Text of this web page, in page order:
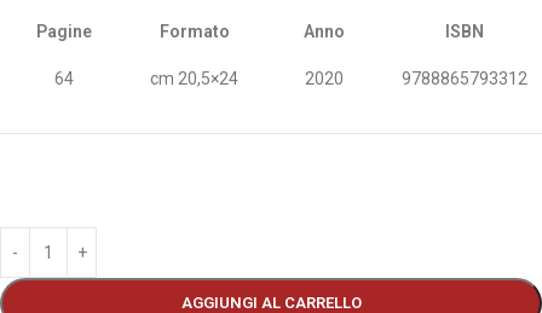
Pagine
64
Formato
cm 20,5×24
Anno
2020
ISBN
9788865793312
AGGIUNGI AL CARRELLO